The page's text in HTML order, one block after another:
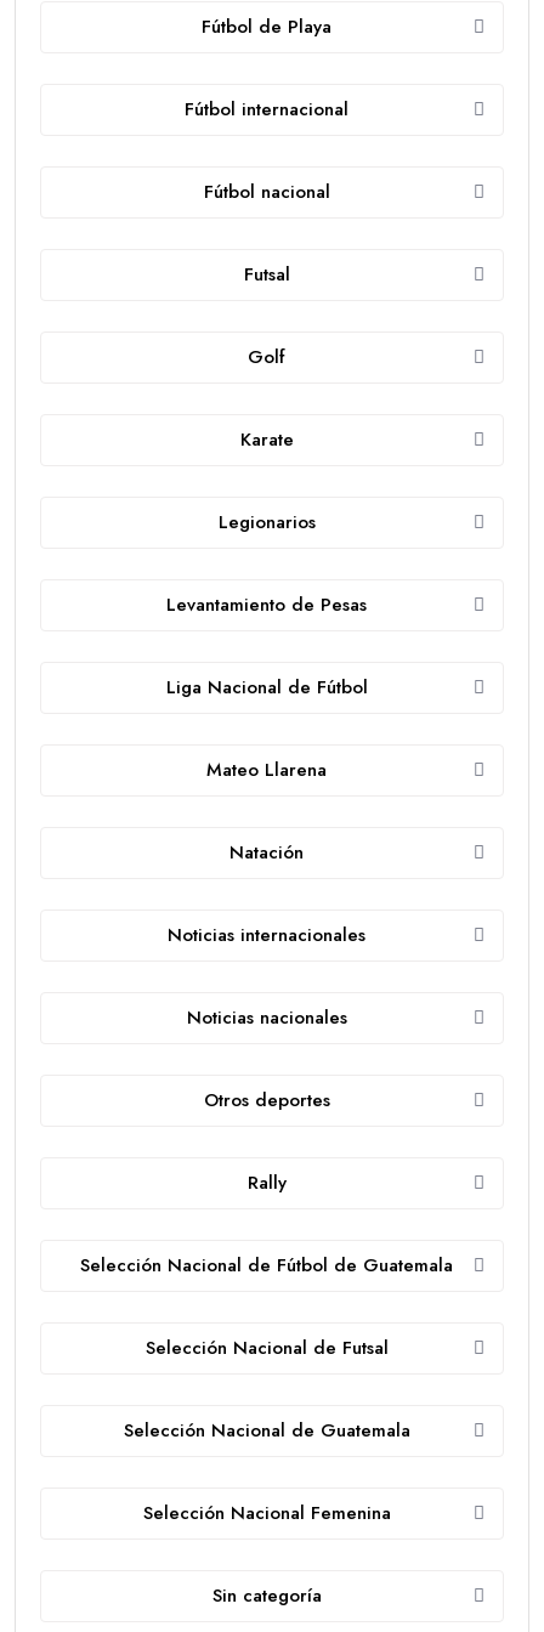
Fútbol de Playa
Fútbol internacional
Fútbol nacional
Futsal
Golf
Karate
Legionarios
Levantamiento de Pesas
Liga Nacional de Fútbol
Mateo Llarena
Natación
Noticias internacionales
Noticias nacionales
Otros deportes
Rally
Selección Nacional de Fútbol de Guatemala
Selección Nacional de Futsal
Selección Nacional de Guatemala
Selección Nacional Femenina
Sin categoría